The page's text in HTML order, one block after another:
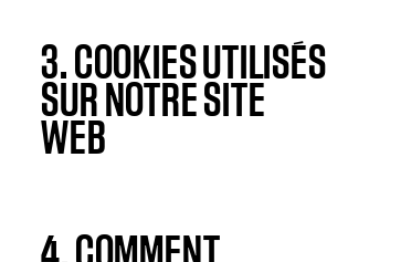
3. COOKIES UTILISÉS
SUR NOTRE SITE
WEB